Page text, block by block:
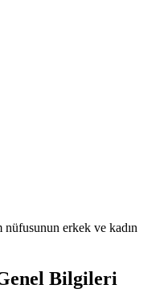
erkek ve kadın
Bilgileri